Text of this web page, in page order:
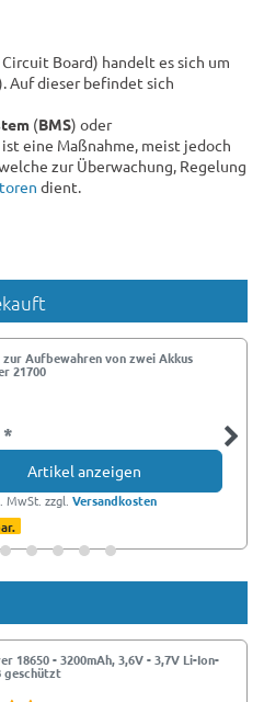
Board) handelt es sich um
Auf dieser befindet sich
(BMS) oder
ist eine Maßnahme, meist jedoch
zur Überwachung, Regelung
dient.
zur Aufbewahren von zwei Akkus
21700
*
Artikel anzeigen
MwSt. zzgl.Versandkosten
18650 - 3200mAh, 3,6V - 3,7V Li-Ion-
geschützt